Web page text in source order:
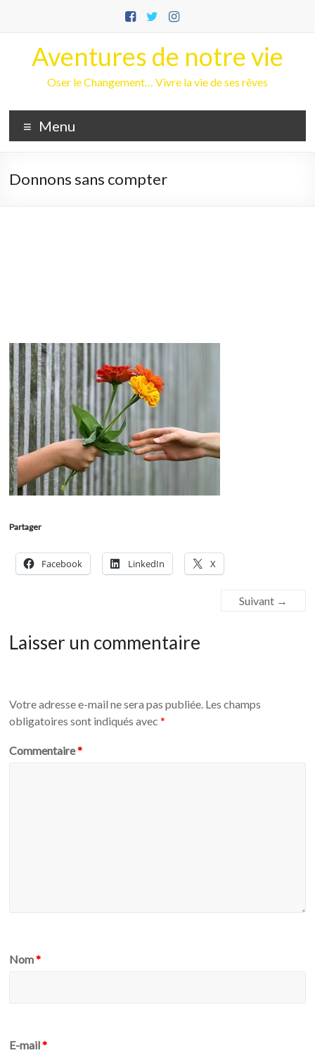
Aventures de notre vie
Oser le Changement… Vivre la vie de ses rêves
Menu
Donnons sans compter
Partager
Facebook LinkedIn X
Suivant →
Laisser un commentaire
Votre adresse e-mail ne sera pas publiée. Les champs
obligatoires sont indiqués avec*
Commentaire*
Nom*
E-mail*